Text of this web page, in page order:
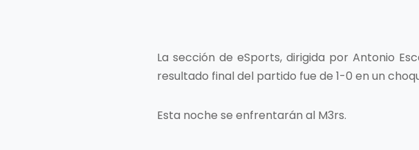
La sección de eSports, dirigida por Antonio
resultado final del partido fue de 1-0 en un
Esta noche se enfrentarán al M3rs.